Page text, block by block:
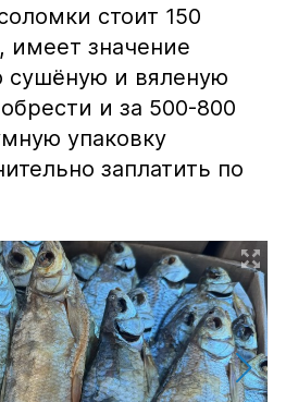
стоит 150
имеет значение
сушёную и вяленую
и за 500-800
упаковку
заплатить по